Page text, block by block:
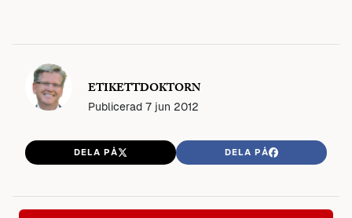
ETIKETTDOKTORN
Publicerad 7 jun 2012
DELA PÅ DELA PÅ